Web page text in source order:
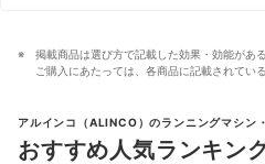
掲載商品は選び方で記載した効果・効能があ
ご購入にあたっては、各商品に記載されてい
アルインコ（ALINCO）のランニングマシン
おすすめ人気ランキン